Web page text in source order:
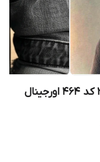
کت لی باکسی مردانه زغالسنگی 2026 کد 464 اورجینال